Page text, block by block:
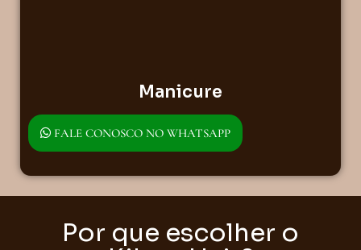
Manicure
FALE CONOSCO NO WHATSAPP
Por que escolher o